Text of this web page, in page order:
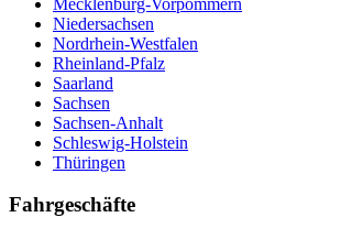
Niedersachsen
Nordrhein-Westfalen
Rheinland-Pfalz
Saarland
Sachsen
Sachsen-Anhalt
Schleswig-Holstein
Thüringen
Fahrgeschäfte